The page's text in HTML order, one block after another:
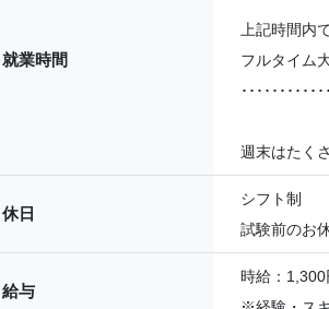
就業時間
上記時間内
フルタイム
･･････････
週末はたく
休日
シフト制
試験前のお
給与
時給：1,300